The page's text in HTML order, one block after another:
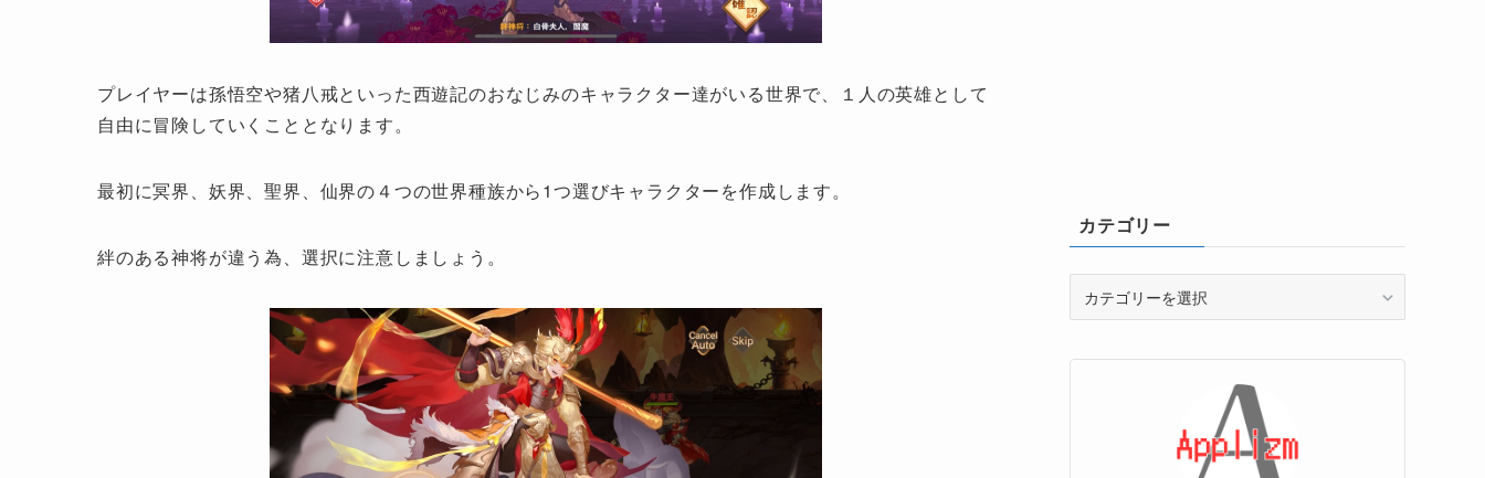
プレイヤーは孫悟空や猪八戒といった西遊記のおなじみのキャラクター達がいる世界で、１人の英雄として
自由に冒険していくこととなります。
最初に冥界、妖界、聖界、仙界の４つの世界種族から1つ選びキャラクターを作成します。
絆のある神将が違う為、選択に注意しましょう。
カテゴリー
リ